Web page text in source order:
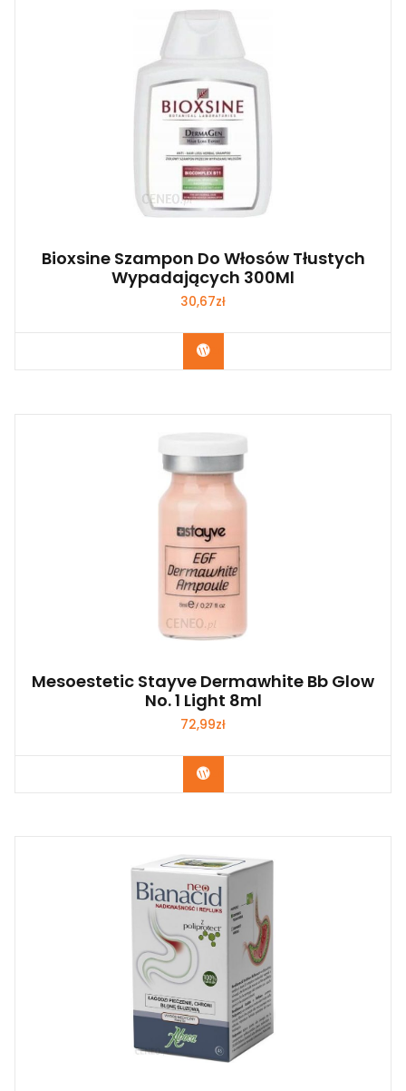
Bioxsine Szampon Do Włosów Tłustych
Wypadających 300Ml
30,67zł
Zobacz
Mesoestetic Stayve Dermawhite Bb Glow
No. 1 Light 8ml
72,99zł
Zobacz